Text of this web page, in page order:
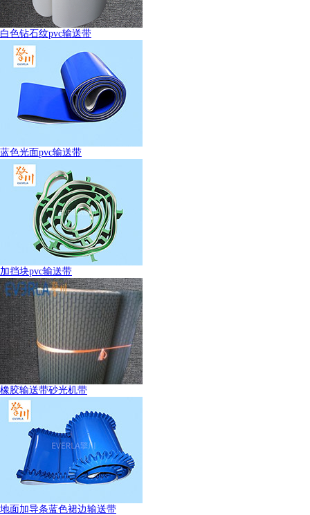
白色钻石纹pvc输送带
蓝色光面pvc输送带
加挡块pvc输送带
橡胶输送带砂光机带
地面加导条蓝色裙边输送带